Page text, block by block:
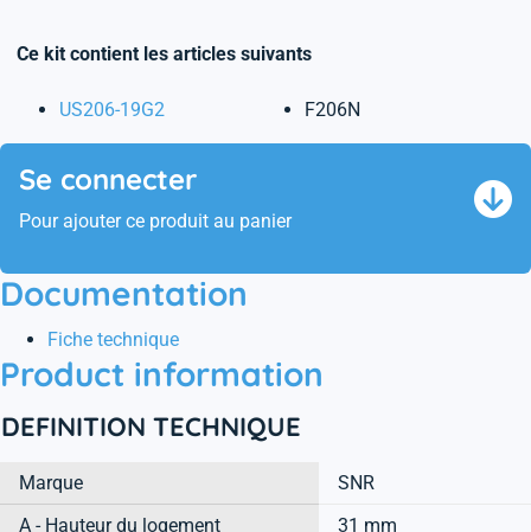
Ce kit contient les articles suivants
US206-19G2 F206N
Se connecter
Pour ajouter ce produit au panier
Documentation
Fiche technique
Product information
DEFINITION TECHNIQUE
Marque
SNR
A - Hauteur du logement
31 mm